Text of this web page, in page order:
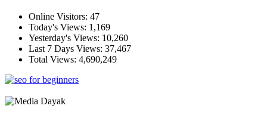
Online Visitors: 47
Today's Views: 1,169
Yesterday's Views: 10,260
Last 7 Days Views: 37,467
Total Views: 4,690,249